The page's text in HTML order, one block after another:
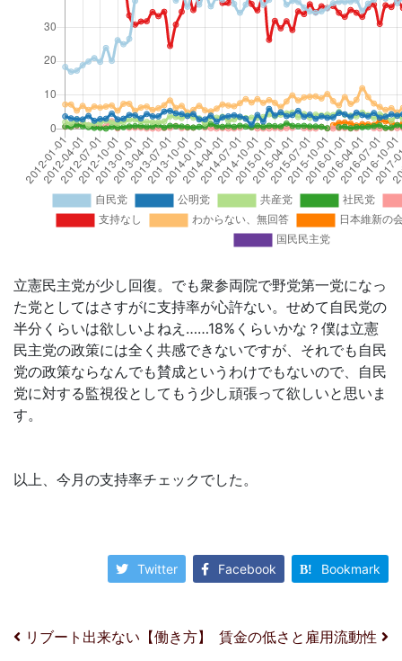
立憲民主党が少し回復。でも衆参両院で野党第一党になっ
た党としてはさすがに支持率が心許ない。せめて自民党の
半分くらいは欲しいよねえ……18%くらいかな？僕は立憲
民主党の政策には全く共感できないですが、それでも自民
党の政策ならなんでも賛成というわけでもないので、自民
党に対する監視役としてもう少し頑張って欲しいと思いま
す。
以上、今月の支持率チェックでした。
Twitter Facebook Bookmark
投稿ナビゲーション
リブート出来ない【働き方】 賃金の低さと雇用流動性